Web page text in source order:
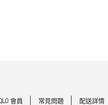
會員 常見問題 配送詳情